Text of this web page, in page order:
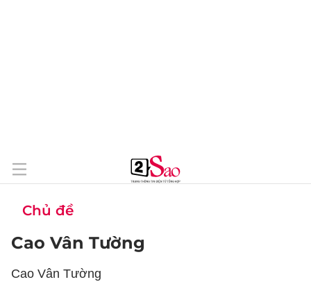
Chủ đề
Cao Vân Tường
Cao Vân Tường